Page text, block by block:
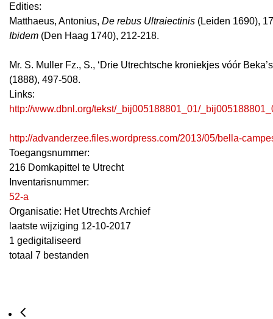
Edities:
Matthaeus, Antonius, De rebus Ultraiectinis (Leiden 1690),
Ibidem (Den Haag 1740), 212-218.
Mr. S. Muller Fz., S., ‘Drie Utrechtsche kroniekjes vóór
(1888), 497-508.
Links:
http://www.dbnl.org/tekst/_bij005188801_01/
http://advanderzee.files.wordpress.com/2013/05/bella-
Toegangsnummer:
216 Domkapittel te Utrecht
Inventarisnummer:
52-a
Organisatie: Het Utrechts Archief
laatste wijziging 12-10-2017
1 gedigitaliseerd
totaal 7 bestanden